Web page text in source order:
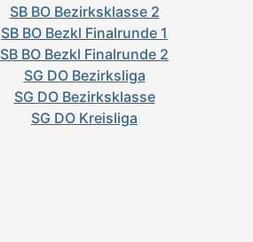
SB BO Bezirksklasse 2
SB BO Bezkl Finalrunde 1
SB BO Bezkl Finalrunde 2
SG DO Bezirksliga
SG DO Bezirksklasse
SG DO Kreisliga